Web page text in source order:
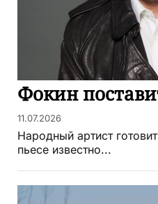
Фокин
11.07.2026
Народный артист
пьесе известно...